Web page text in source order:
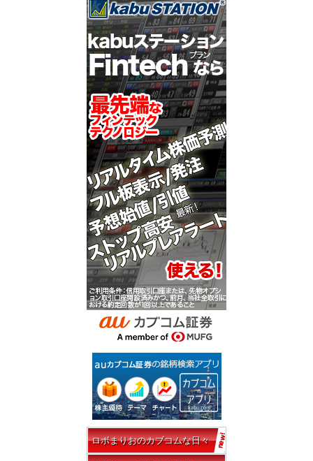
ロボまりおのカブコムな日々